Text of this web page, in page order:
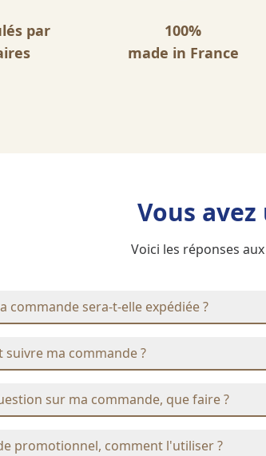
par
100%
made in France
Vous
Voici les réponses
commande sera-t-elle expédiée ?
suivre ma commande ?
sur ma commande, que faire ?
promotionnel, comment l'utiliser ?